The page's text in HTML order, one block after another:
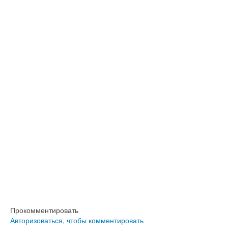
Прокомментировать
Авторизоваться, чтобы комментировать